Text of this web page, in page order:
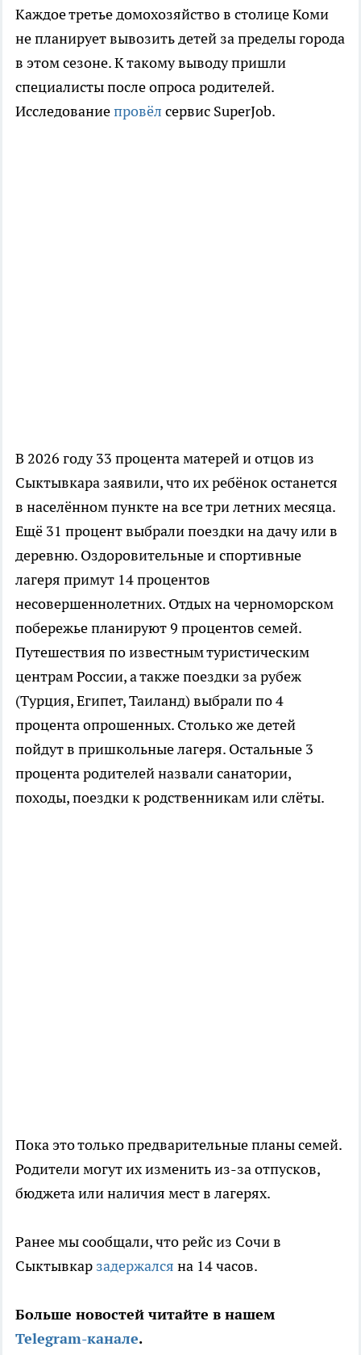
Каждое третье домохозяйство в столице Коми
не планирует вывозить детей за пределы города
в этом сезоне. К такому выводу пришли
специалисты после опроса родителей.
Исследованиепровёл сервис SuperJob.
В 2026 году 33 процента матерей и отцов из
Сыктывкара заявили, что их ребёнок останется
в населённом пункте на все три летних месяца.
Ещё 31 процент выбрали поездки на дачу или в
деревню. Оздоровительные и спортивные
лагеря примут 14 процентов
несовершеннолетних. Отдых на черноморском
побережье планируют 9 процентов семей.
Путешествия по известным туристическим
центрам России, а также поездки за рубеж
(Турция, Египет, Таиланд) выбрали по 4
процента опрошенных. Столько же детей
пойдут в пришкольные лагеря. Остальные 3
процента родителей назвали санатории,
походы, поездки к родственникам или слёты.
Пока это только предварительные планы семей.
Родители могут их изменить из-за отпусков,
бюджета или наличия мест в лагерях.
Ранее мы сообщали, что рейс из Сочи в
Сыктывкар задержался на 14 часов.
Больше новостей читайте в нашем
Telegram-канале.